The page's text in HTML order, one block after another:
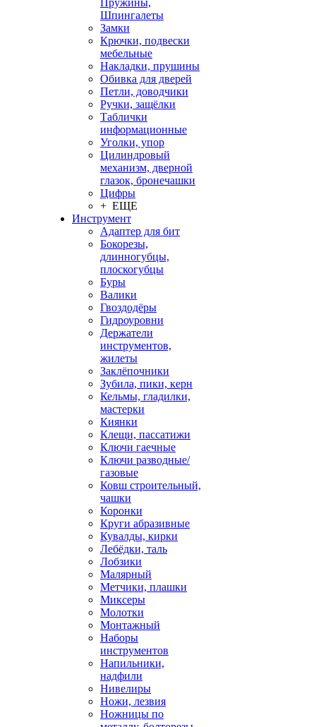
Пружины,
Шпингалеты
Замки
Крючки, подвески
мебельные
Накладки, прушины
Обивка для дверей
Петли, доводчики
Ручки, защёлки
Таблички
информационные
Уголки, упор
Цилиндровый
механизм, дверной
глазок, бронечашки
Цифры
+ ЕЩЕ
Инструмент
Адаптер для бит
Бокорезы,
длинногубцы,
плоскогубцы
Буры
Валики
Гвоздодёры
Гидроуровни
Держатели
инструментов,
жилеты
Заклёпочники
Зубила, пики, керн
Кельмы, гладилки,
мастерки
Киянки
Клещи, пассатижи
Ключи гаечные
Ключи разводные/
газовые
Ковш строительный,
чашки
Коронки
Круги абразивные
Кувалды, кирки
Лебёдки, таль
Лобзики
Малярный
Метчики, плашки
Миксеры
Молотки
Монтажный
Наборы
инструментов
Напильники,
надфили
Нивелиры
Ножи, лезвия
Ножницы по